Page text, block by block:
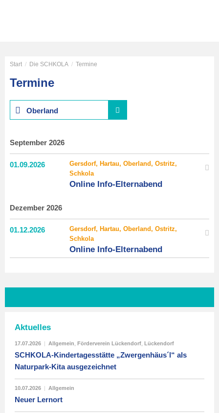
Start / Die SCHKOLA / Termine
Termine
Oberland
September 2026
01.09.2026
Gersdorf, Hartau, Oberland, Ostritz,
Schkola
Online Info-Elternabend
Dezember 2026
01.12.2026
Gersdorf, Hartau, Oberland, Ostritz,
Schkola
Online Info-Elternabend
Aktuelles
17.07.2026 | Allgemein Förderverein Lückendorf Lückendorf
SCHKOLA-Kindertagesstätte „Zwergenhäus´l“ als
Naturpark-Kita ausgezeichnet
10.07.2026 | Allgemein
Neuer Lernort